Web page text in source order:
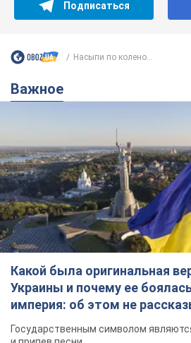
Какой была оригинальная
Украины и почему ее
империя: об этом не
Государственным символом
и припев песни
годину тому 3,6 т.
Александру Пономареву –
известно о трех детях секс-
символа 90-х и как они
Несмотря на развитие карьеры,
забывал о личном счастье
7 годин тому 6,9 т.